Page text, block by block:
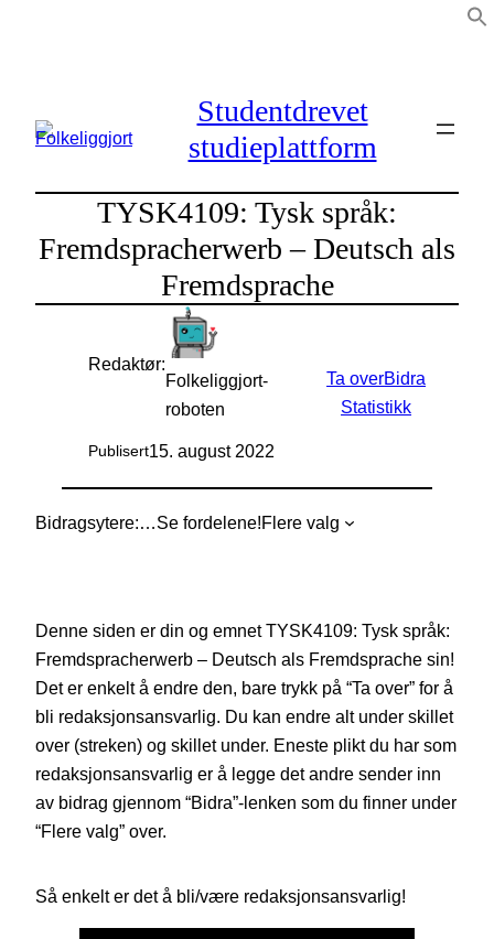
Studentdrevet
studieplattform
TYSK4109: Tysk språk:
Fremdspracherwerb – Deutsch als
Fremdsprache
Redaktør:
Folkeliggjort-
roboten
Publisert15. august 2022
Ta overBidra
Statistikk
Bidragsytere: Se fordelene!Flere valg
Denne siden er din og emnet TYSK4109: Tysk språk:
Fremdspracherwerb – Deutsch als Fremdsprache sin!
Det er enkelt å endre den, bare trykk på “Ta over” for å
bli redaksjonsansvarlig. Du kan endre alt under skillet
over (streken) og skillet under. Eneste plikt du har som
redaksjonsansvarlig er å legge det andre sender inn
av bidrag gjennom “Bidra”-lenken som du finner under
“Flere valg” over.
Så enkelt er det å bli/være redaksjonsansvarlig!